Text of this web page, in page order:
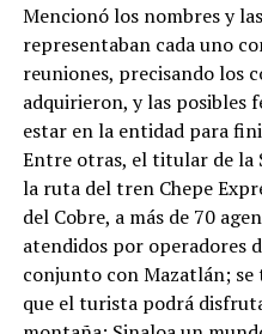
Mencionó los nombres y
representaban cada uno
reuniones, precisando los
adquirieron, y las posibles
estar en la entidad para
Entre otras, el titular de la
la ruta del tren Chepe
del Cobre, a más de 70
atendidos por operadores
conjunto con Mazatlán;
que el turista podrá